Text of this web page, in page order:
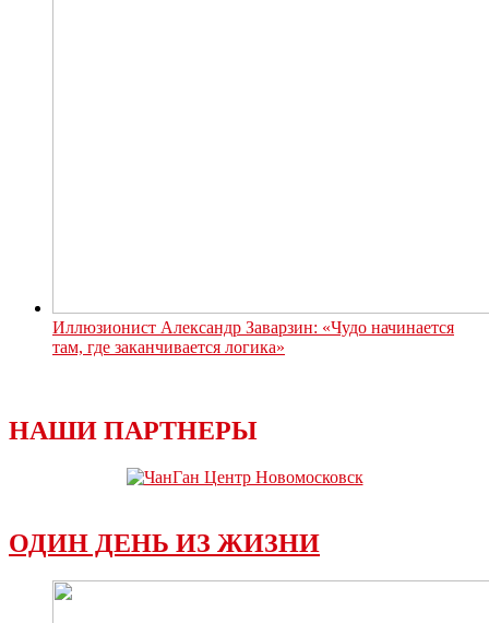
Иллюзионист Александр Заварзин: «Чудо начинается
там, где заканчивается логика»
НАШИ ПАРТНЕРЫ
ОДИН ДЕНЬ ИЗ ЖИЗНИ